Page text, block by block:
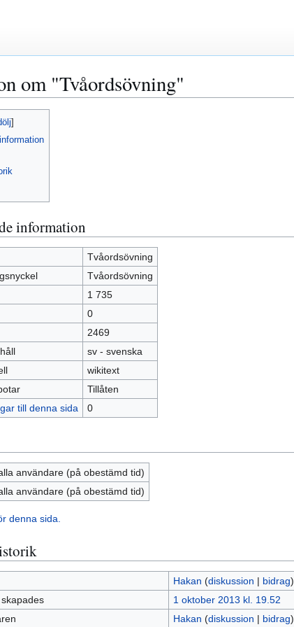
om "Tvåordsövning"
information
Tvåordsövning
Tvåordsövning
1 735
0
2469
sv - svenska
wikitext
Tillåten
till denna sida
0
användare (på obestämd tid)
användare (på obestämd tid)
denna sida.
Hakan (diskussion | bidrag)
1 oktober 2013 kl. 19.52
Hakan (diskussion | bidrag)